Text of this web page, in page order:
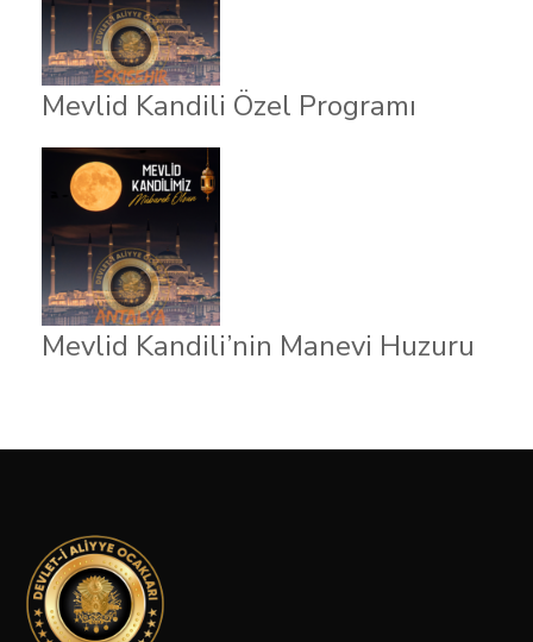
Mevlid Kandili Özel Programı
Mevlid Kandili’nin Manevi Huzuru